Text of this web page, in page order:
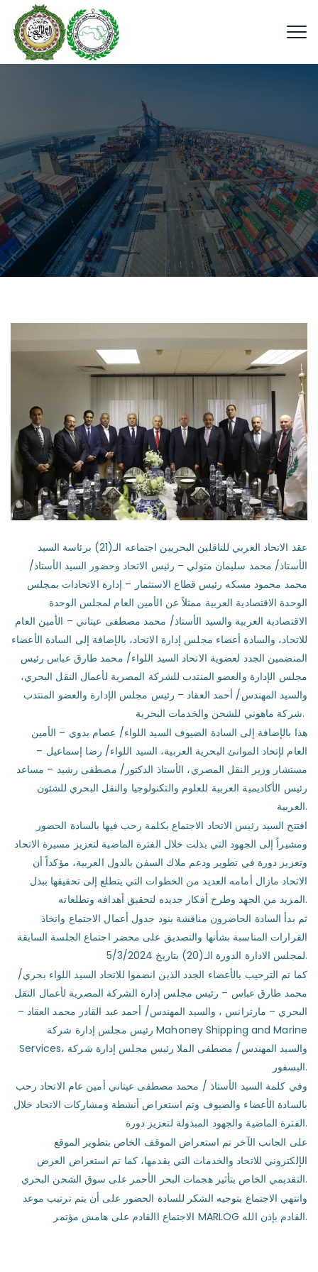
عقد الاتحاد العربي للناقلين البحريين اجتماعه الـ(21) برئاسة السيد
الأستاذ/ محمد سليمان متولي – رئيس الاتحاد وحضور السيد الأستاذ/
محمد محمود مسكه رئيس قطاع الاستثمار – إدارة الاتحادات بمجلس
الوحدة الاقتصادية العربية ممثلاً عن الأمين العام لمجلس الوحدة
الاقتصادية العربية والسيد الأستاذ/ محمد مصطفى عيتاني – الأمين العام
للاتحاد، والسادة أعضاء مجلس إدارة الاتحاد، بالإضافة إلى السادة الأعضاء
المنضمين الجدد لعضوية الاتحاد السيد اللواء/ محمد طارق عباس رئيس
مجلس الإدارة والعضو المنتدب للشركة المصرية لأعمال النقل البحري،
والسيد المهندس/ أحمد العقاد – رئيس مجلس الإدارة والعضو المنتدب
شركة ماهوني للشحن والخدمات البحرية.
هذا بالإضافة إلى السادة الضيوف السيد اللواء/ عصام بدوي – الأمين
العام لإتحاد الموانئ البحرية العربية، السيد اللواء/ رضا إسماعيل –
مستشار وزير النقل المصري، الأستاذ الدكتور/ مصطفى رشيد – مساعد
رئيس الأكاديمية العربية للعلوم والتكنولوجيا والنقل البحري للشئون
العربية.
افتتح السيد رئيس الاتحاد الاجتماع بكلمة رحب فيها بالسادة الحضور
ومشيراً إلى الجهود التي بذلت خلال الفترة الماضية لتعزيز مسيرة الاتحاد
وتعزيز دورة في تطوير ودعم ملاك السفن بالدول العربية، مؤكداً أن
الاتحاد مازال أمامه العديد من الخطوات التي يتطلع إلى تحقيقها ببذل
المزيد من الجهد وطرح أفكار جديده لتحقيق أهدافه وتطلعاته.
ثم بدأ السادة الحاضرون مناقشة بنود جدول أعمال الاجتماع واتخاذ
القرارات المناسبة بشأنها والتصديق على محضر اجتماع الجلسة السابقة
لمجلس الادارة الدورة الـ(20) بتاريخ 5/3/2024.
كما تم الترحيب بالأعضاء الجدد الذين انضموا للاتحاد السيد اللواء بحري/
محمد طارق عباس – رئيس مجلس إدارة الشركة المصرية لأعمال النقل
البحري – مارترانس ، والسيد المهندس/ أحمد عبد القادر محمد العقاد –
رئيس مجلس إدارة شركة Mahoney Shipping and Marine
Services، والسيد المهندس/ مصطفى الملا رئيس مجلس إدارة شركة
البسفور.
وفي كلمة السيد الأستاذ / محمد مصطفى عيتاني أمين عام الاتحاد رحب
بالسادة الأعضاء والضيوف وتم استعراض أنشطة ومشاركات الاتحاد خلال
الفترة الماضية والجهود المبذولة لتعزيز دورة.
على الجانب الآخر تم استعراض الموقف الخاص بتطوير الموقع
الإلكتروني للاتحاد والخدمات التي يقدمها، كما تم استعراض العرض
التقديمي الخاص بتأثير هجمات البحر الأحمر على سوق الشحن البحري.
وانتهي الاجتماع بتوجيه الشكر للسادة الحضور على أن يتم ترتيب موعد
الاجتماع االقادم على هامش مؤتمر MARLOG القادم بإذن الله.